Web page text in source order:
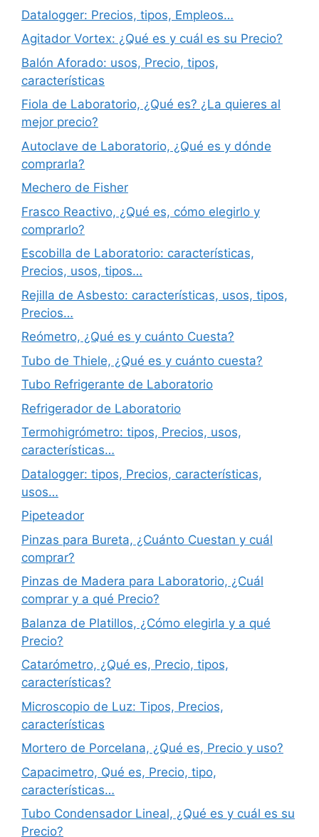
Datalogger: Precios, tipos, Empleos…
Agitador Vortex: ¿Qué es y cuál es su Precio?
Balón Aforado: usos, Precio, tipos,
características
Fiola de Laboratorio, ¿Qué es? ¿La quieres al
mejor precio?
Autoclave de Laboratorio, ¿Qué es y dónde
comprarla?
Mechero de Fisher
Frasco Reactivo, ¿Qué es, cómo elegirlo y
comprarlo?
Escobilla de Laboratorio: características,
Precios, usos, tipos…
Rejilla de Asbesto: características, usos, tipos,
Precios…
Reómetro, ¿Qué es y cuánto Cuesta?
Tubo de Thiele, ¿Qué es y cuánto cuesta?
Tubo Refrigerante de Laboratorio
Refrigerador de Laboratorio
Termohigrómetro: tipos, Precios, usos,
características…
Datalogger: tipos, Precios, características,
usos…
Pipeteador
Pinzas para Bureta, ¿Cuánto Cuestan y cuál
comprar?
Pinzas de Madera para Laboratorio, ¿Cuál
comprar y a qué Precio?
Balanza de Platillos, ¿Cómo elegirla y a qué
Precio?
Catarómetro, ¿Qué es, Precio, tipos,
características?
Microscopio de Luz: Tipos, Precios,
características
Mortero de Porcelana, ¿Qué es, Precio y uso?
Capacimetro, Qué es, Precio, tipo,
características…
Tubo Condensador Lineal, ¿Qué es y cuál es su
Precio?